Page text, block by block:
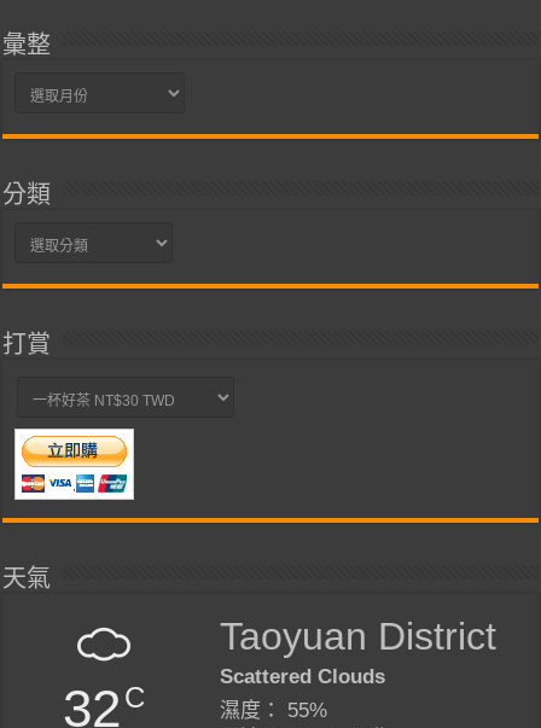
彙整
彙
分類
分
打賞
天氣
32C
Taoyuan District
Scattered Clouds
濕度： 55%